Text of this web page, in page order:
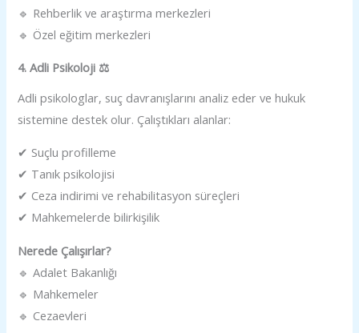
🔹 Rehberlik ve araştırma merkezleri
🔹 Özel eğitim merkezleri
4. Adli Psikoloji ⚖️
Adli psikologlar, suç davranışlarını analiz eder ve hukuk
sistemine destek olur. Çalıştıkları alanlar:
✔ Suçlu profilleme
✔ Tanık psikolojisi
✔ Ceza indirimi ve rehabilitasyon süreçleri
✔ Mahkemelerde bilirkişilik
Nerede Çalışırlar?
🔹 Adalet Bakanlığı
🔹 Mahkemeler
🔹 Cezaevleri